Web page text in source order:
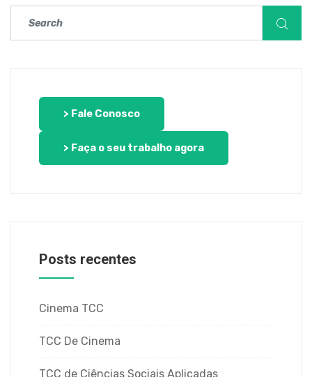
> Fale Conosco
> Faça o seu trabalho agora
Posts recentes
Cinema TCC
TCC De Cinema
TCC de Ciências Sociais Aplicadas